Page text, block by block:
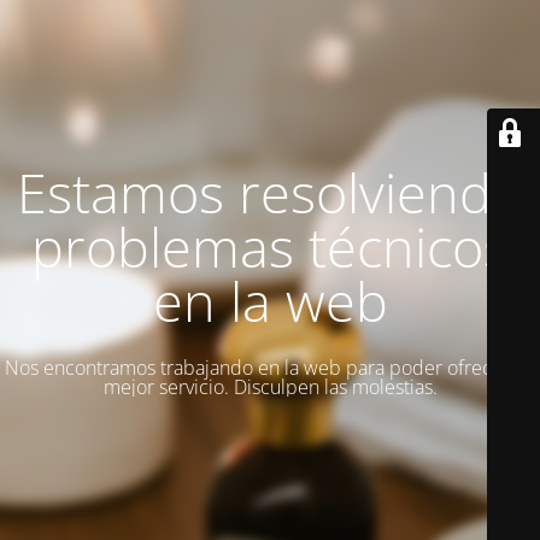
Estamos resolviendo
problemas técnicos
en la web
Nos encontramos trabajando en la web para poder ofrecer un
mejor servicio. Disculpen las molestias.